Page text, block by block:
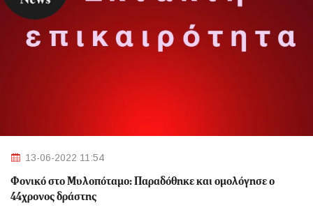
13-06-2022 11:54
Φονικό στο Μυλοπόταμο: Παραδόθηκε και ομολόγησε ο
44χρονος δράστης